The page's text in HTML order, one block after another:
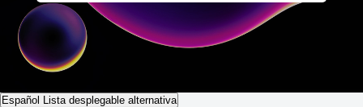
Español Lista desplegable alternativa